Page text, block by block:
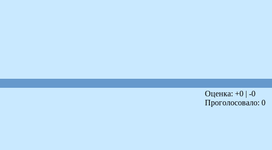
Оценка: +0 | -0
Проголосовало: 0